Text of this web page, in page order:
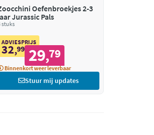
Oefenbroekjes 2-3
Jurassic Pals
stuks
ADVIESPRIJS
32,99 29,79
Binnenkort weer leverbaar
Stuur mij updates